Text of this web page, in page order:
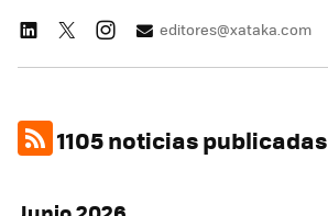
editores@xataka.com
1105 noticias publicadas